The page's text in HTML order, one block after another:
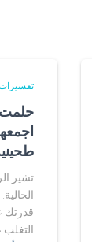
تشير
قدرتك